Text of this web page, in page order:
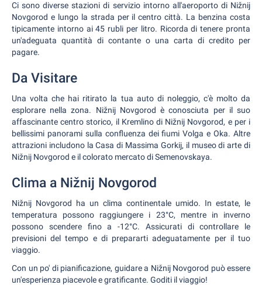
Ci sono diverse stazioni di servizio intorno all'aeroporto di Nižnij
Novgorod e lungo la strada per il centro città. La benzina costa
tipicamente intorno ai 45 rubli per litro. Ricorda di tenere pronta
un'adeguata quantità di contante o una carta di credito per
pagare.
Da Visitare
Una volta che hai ritirato la tua auto di noleggio, c'è molto da
esplorare nella zona. Nižnij Novgorod è conosciuta per il suo
affascinante centro storico, il Kremlino di Nižnij Novgorod, e per i
bellissimi panorami sulla confluenza dei fiumi Volga e Oka. Altre
attrazioni includono la Casa di Massima Gorkij, il museo di arte di
Nižnij Novgorod e il colorato mercato di Semenovskaya.
Clima a Nižnij Novgorod
Nižnij Novgorod ha un clima continentale umido. In estate, le
temperatura possono raggiungere i 23°C, mentre in inverno
possono scendere fino a -12°C. Assicurati di controllare le
previsioni del tempo e di prepararti adeguatamente per il tuo
viaggio.
Con un po' di pianificazione, guidare a Nižnij Novgorod può essere
un'esperienza piacevole e gratificante. Goditi il viaggio!